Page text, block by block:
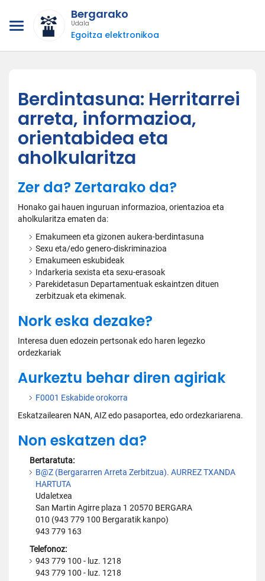
Bergarako
Udala
Egoitza elektronikoa
Berdintasuna: Herritarrei
arreta, informazioa,
orientabidea eta
aholkularitza
Zer da? Zertarako da?
Honako gai hauen inguruan informazioa, orientazioa eta
aholkularitza ematen da:
Emakumeen eta gizonen aukera-berdintasuna
Sexu eta/edo genero-diskriminazioa
Emakumeen eskubideak
Indarkeria sexista eta sexu-erasoak
Parekidetasun Departamentuak eskaintzen dituen
zerbitzuak eta ekimenak.
Nork eska dezake?
Interesa duen edozein pertsonak edo haren legezko
ordezkariak
Aurkeztu behar diren agiriak
F0001 Eskabide orokorra
Eskatzailearen NAN, AIZ edo pasaportea, edo ordezkariarena.
Non eskatzen da?
Bertaratuta:
B@Z (Bergararren Arreta Zerbitzua). AURREZ TXANDA
HARTUTA
Udaletxea
San Martin Agirre plaza 1 20570 BERGARA
010 (943 779 100 Bergaratik kanpo)
943 779 163
Telefonoz:
943 779 100 - luz. 1218
943 779 100 - luz. 1218